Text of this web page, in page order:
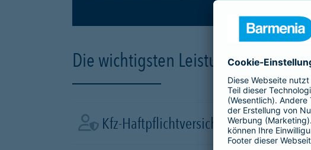
Die wichtigsten Leistungen der Kfz-
Kfz-Haftpflichtversicherung